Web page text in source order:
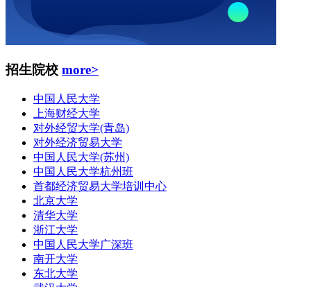
招生院校 more>
中国人民大学
上海财经大学
对外经贸大学(青岛)
对外经济贸易大学
中国人民大学(苏州)
中国人民大学杭州班
首都经济贸易大学培训中心
北京大学
清华大学
浙江大学
中国人民大学广深班
南开大学
东北大学